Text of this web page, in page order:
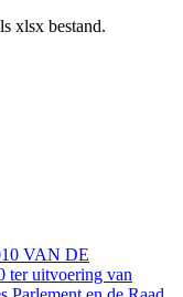
xlsx bestand.
VAN DE
ter uitvoering van